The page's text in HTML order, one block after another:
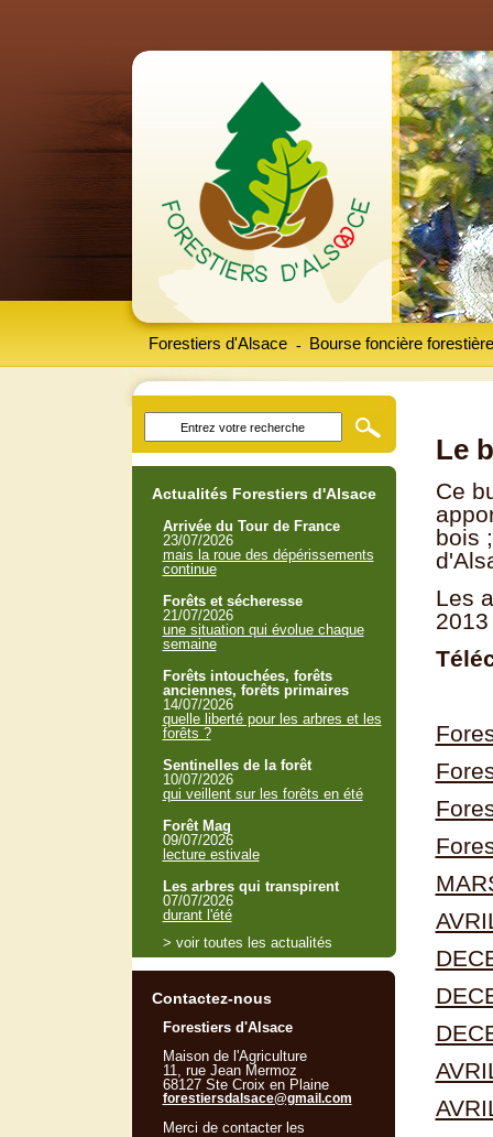
Forestiers d'Alsace Bourse foncière forestière
-
Le
Ce
bois
Les
Actualités Forestiers d'Alsace
Arrivée du Tour de France
23/07/2026
mais la roue des dépérissements
continue
Forêts et sécheresse
21/07/2026
une situation qui évolue chaque
semaine
Forêts intouchées, forêts
anciennes, forêts primaires
14/07/2026
quelle liberté pour les arbres et les
forêts ?
Sentinelles de la forêt
10/07/2026
qui veillent sur les forêts en été
Forêt Mag
09/07/2026
lecture estivale
Les arbres qui transpirent
07/07/2026
durant l'été
> voir toutes les actualités
Contactez-nous
Forestiers d'Alsace
Maison de l'Agriculture
11, rue Jean Mermoz
68127 Ste Croix en Plaine
forestiersdalsace@gmail.com
Merci de contacter les